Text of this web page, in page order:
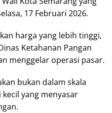
17 Februari 2026.
harga yang lebih tinggi,
Ketahanan Pangan
menggelar operasi pasar.
bukan dalam skala
yang menyasar